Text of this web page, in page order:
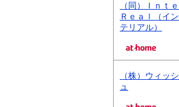
（同）Ｉｎｔｅ
Ｒｅａｌ（イン
テリアル）
（株）ウィッシ
ュ